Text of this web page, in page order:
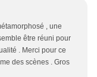
, une
être réuni pour
. Merci pour ce
des scènes . Gros